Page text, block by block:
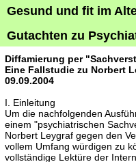
Gesund und fit im
Gutachten zu
Diffamierung per
Eine Fallstudie zu Norbert
09.09.2004
I. Einleitung
Um die nachfolgenden
einem "psychiatrischen
Norbert Leygraf gegen den
vollem Umfang würdigen zu
vollständige Lektüre der